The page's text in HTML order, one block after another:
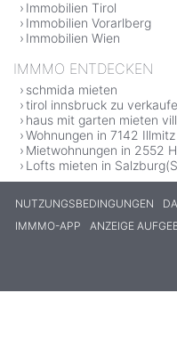
Immobilien Tirol
Immobilien Vorarlberg
Immobilien Wien
IMMMO ENTDECKEN
schmida mieten
tirol innsbruck zu
haus mit garten mieten
Wohnungen in 7142
Mietwohnungen in 2552
Lofts mieten in
NUTZUNGSBEDINGUNGEN
IMMMO-APP
ANZEIGE